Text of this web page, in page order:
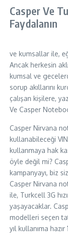
Casper Ve
Faydalanın
ve kumsallar ile,
Ancak herkesin
kumsal ve
sorup akıllarını
çalışan kişilere,
Ve Casper
Casper Nirvana
kullanabileceği
kullanmaya hak
öyle değil mi?
kampanyayı, biz
Casper Nirvana
ile, Turkcell 3G
yaşayacaklar.
modelleri seçen
yıl kullanıma